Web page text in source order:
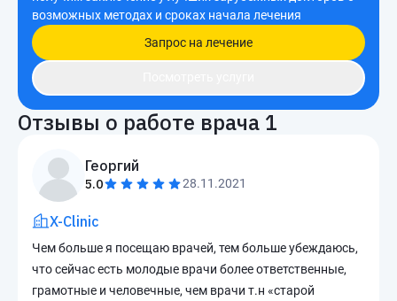
возможных методах и сроках начала лечения
Запрос на лечение
Отзывы о работе врача 1
Георгий
5.0 28.11.2021
X-Clinic
Чем больше я посещаю врачей, тем больше убеждаюсь,
что сейчас есть молодые врачи более ответственные,
грамотные и человечные, чем врачи т.н «старой